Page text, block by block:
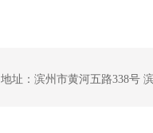
地址：滨州市黄河五路338号